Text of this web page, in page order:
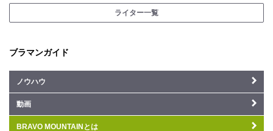
ライター一覧
ブラマンガイド
ノウハウ
動画
BRAVO MOUNTAINとは